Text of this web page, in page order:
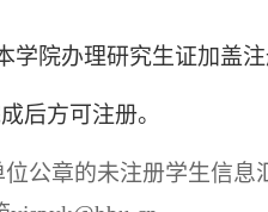
院办理研究生证加盖注
后方可注册。
公章的未注册学生信息